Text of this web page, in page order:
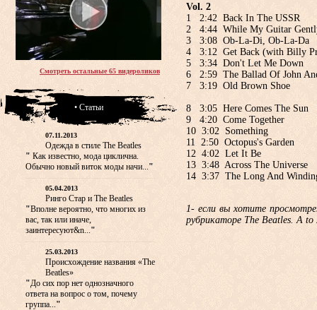
Vol. 2
1 2:42 Back In The USSR
2 4:44 While My Guitar
3 3:08 Ob-La-Di, Ob-La-Da
4 3:12 Get Back (with Billy
5 3:34 Don't Let Me Down
6 2:59 The Ballad Of John
7 3:19 Old Brown Shoe
8 3:05 Here Comes The Sun
9 4:20 Come Together
10 3:02 Something
11 2:50 Octopus's Garden
12 4:02 Let It Be
13 3:48 Across The Universe
14 3:37 The Long And
1- если вы хотите
рубрикаторе The Beatles. A to
Смотреть остальные 65 видероликов
• Статьи
07.11.2013
Одежда в стиле The Beatles
" Как известно, мода циклична.
Обычно новый виток моды начи..."
05.04.2013
Ринго Стар и The Beatles
"Вполне вероятно, что многих из
вас, так или иначе,
заинтересуют&n..."
25.03.2013
Происхождение названия «The
Beatles»
"До сих пор нет однозначного
ответа на вопрос о том, почему
группа..."